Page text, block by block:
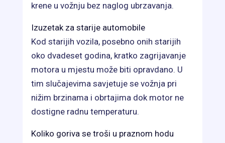
krene u vožnju bez naglog ubrzavanja.
Izuzetak za starije automobile
Kod starijih vozila, posebno onih starijih
oko dvadeset godina, kratko zagrijavanje
motora u mjestu može biti opravdano. U
tim slučajevima savjetuje se vožnja pri
nižim brzinama i obrtajima dok motor ne
dostigne radnu temperaturu.
Koliko goriva se troši u praznom hodu